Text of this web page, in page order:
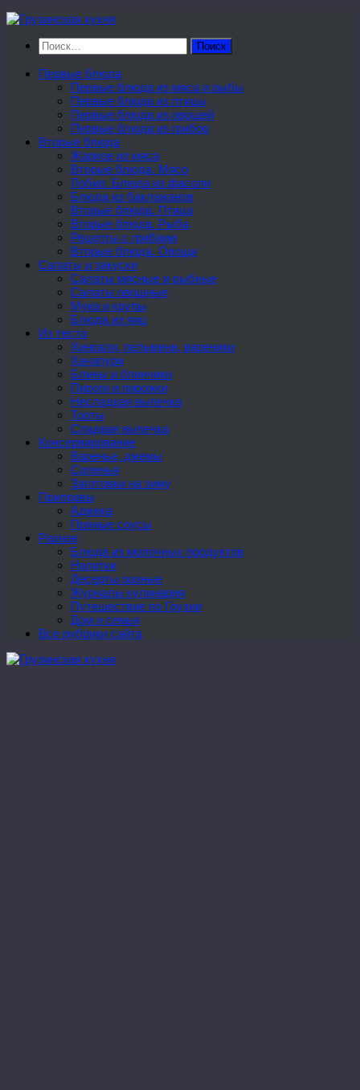
Перейти
содержимому
Найти:
Первые блюда
Первые блюда из мяса и рыбы
Первые блюда из птицы
Первые блюда из овощей
Первые блюда из грибов
Вторые блюда
Жаркое из мяса
Вторые блюда. Мясо
Лобио. Блюда из фасоли
Блюда из баклажанов
Вторые блюда. Птица
Вторые блюда. Рыба
Рецепты с грибами
Вторые блюда. Овощи
Салаты и закуски
Салаты мясные и рыбные
Салаты овощные
Мука и крупы
Блюда из яиц
Из теста
Хинкали, пельмени, вареники
Хачапури
Блины и блинчики
Пироги и пирожки
Несладкая выпечка
Торты
Сладкая выпечка
Консервирование
Варенье, джемы
Соленья
Заготовки на зиму
Приправы
Аджика
Пряные соусы
Разное
Блюда из молочных продуктов
Напитки
Десерты разные
Журналы кулинария
Путешествие по Грузии
Дом и семья
Все рубрики сайта